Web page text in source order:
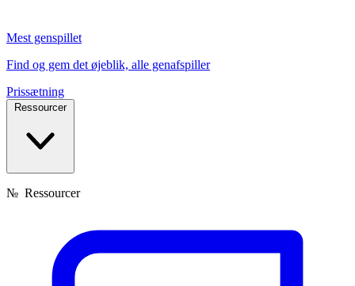
Mest genspillet
Find og gem det øjeblik, alle genafspiller
Prissætning
Ressourcer
№ Ressourcer